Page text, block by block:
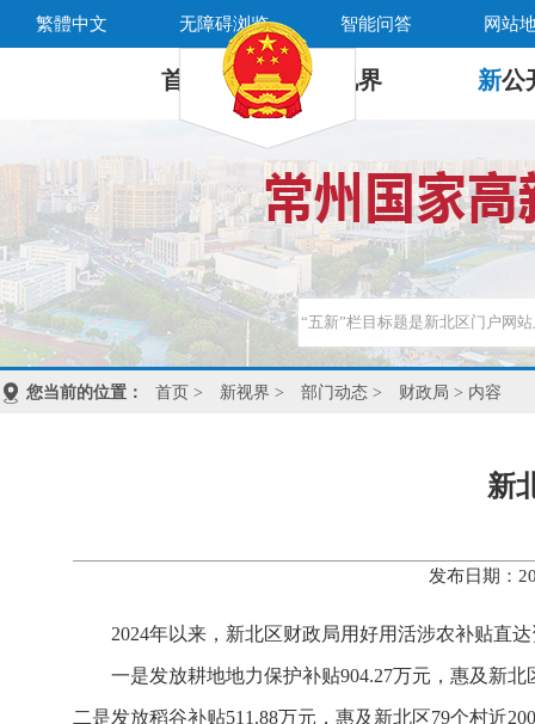
繁體中文 无障碍浏览 智能问答 网站
首 页 新 视界 新公
您当前的位置： 首页 > 新视界 > 部门动态 > 财政局 > 内容
新
发布日期：
2024年以来，新北区财政局用好用活涉农补贴直
一是发放耕地地力保护补贴904.27万元，惠及新
二是发放稻谷补贴511.88万元，惠及新北区79个村近